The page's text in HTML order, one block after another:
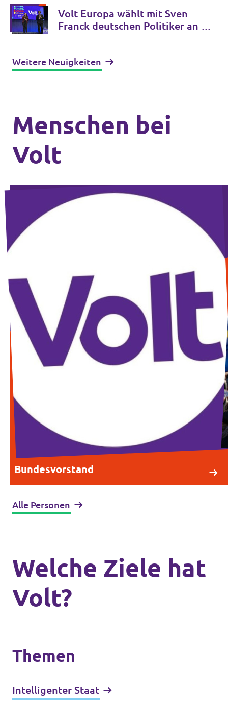
Volt Europa wählt mit Sven
Franck deutschen Politiker an die
Weitere Neuigkeiten
Menschen bei
Volt
Bundesvorstand
Alle Personen
Welche Ziele hat
Volt?
Themen
Intelligenter Staat